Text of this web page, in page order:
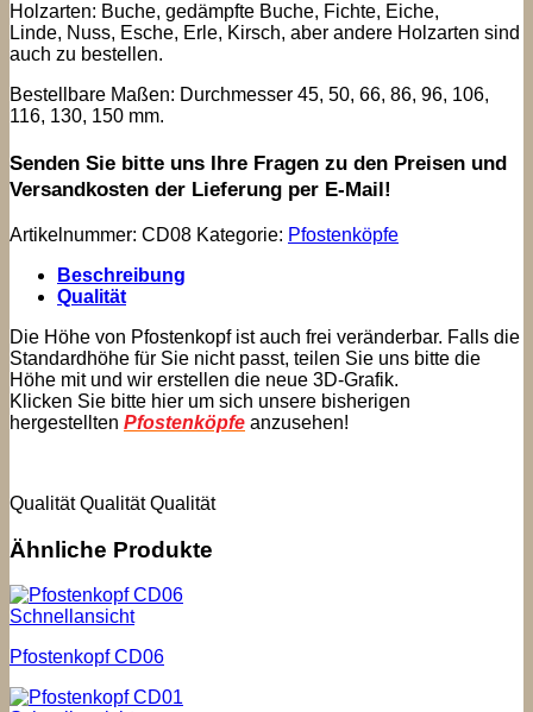
Holzarten: Buche, gedämpfte Buche, Fichte, Eiche,
Linde, Nuss, Esche, Erle, Kirsch, aber andere Holzarten sind
auch zu bestellen.
Bestellbare Maßen: Durchmesser 45, 50, 66, 86, 96, 106,
116, 130, 150 mm.
Senden Sie bitte uns Ihre Fragen zu den Preisen und
Versandkosten der Lieferung per E-Mail!
Artikelnummer: CD08 Kategorie: Pfostenköpfe
Beschreibung
Qualität
Die Höhe von Pfostenkopf ist auch frei veränderbar. Falls die
Standardhöhe für Sie nicht passt, teilen Sie uns bitte die
Höhe mit und wir erstellen die neue 3D-Grafik.
Klicken Sie bitte hier um sich unsere bisherigen
hergestellten Pfostenköpfe anzusehen!
Qualität Qualität Qualität
Ähnliche Produkte
Schnellansicht
Pfostenkopf CD06